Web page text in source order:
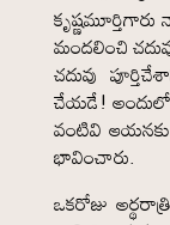
కృష్ణమూర్తిగారు
మందలించి
చదువు
చేయడే! అందులో
వంటివి ఆయనకు
భావించారు.
ఒకరోజు